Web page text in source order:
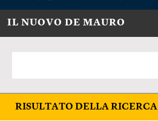
IL NUOVO DE MAURO
RISULTATO DELLA RICERCA